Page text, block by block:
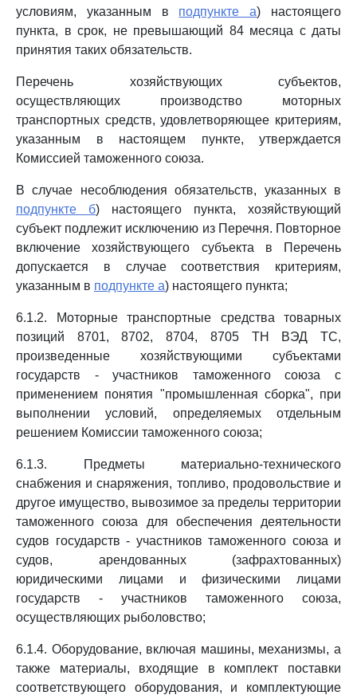
условиям, указанным в подпункте а) настоящего
пункта, в срок, не превышающий 84 месяца с даты
принятия таких обязательств.
Перечень хозяйствующих субъектов,
осуществляющих производство моторных
транспортных средств, удовлетворяющее критериям,
указанным в настоящем пункте, утверждается
Комиссией таможенного союза.
В случае несоблюдения обязательств, указанных в
подпункте б) настоящего пункта, хозяйствующий
субъект подлежит исключению из Перечня. Повторное
включение хозяйствующего субъекта в Перечень
допускается в случае соответствия критериям,
указанным в подпункте а) настоящего пункта;
6.1.2. Моторные транспортные средства товарных
позиций 8701, 8702, 8704, 8705 ТН ВЭД ТС,
произведенные хозяйствующими субъектами
государств - участников таможенного союза с
применением понятия "промышленная сборка", при
выполнении условий, определяемых отдельным
решением Комиссии таможенного союза;
6.1.3. Предметы материально-технического
снабжения и снаряжения, топливо, продовольствие и
другое имущество, вывозимое за пределы территории
таможенного союза для обеспечения деятельности
судов государств - участников таможенного союза и
судов, арендованных (зафрахтованных)
юридическими лицами и физическими лицами
государств - участников таможенного союза,
осуществляющих рыболовство;
6.1.4. Оборудование, включая машины, механизмы, а
также материалы, входящие в комплект поставки
соответствующего оборудования, и комплектующие